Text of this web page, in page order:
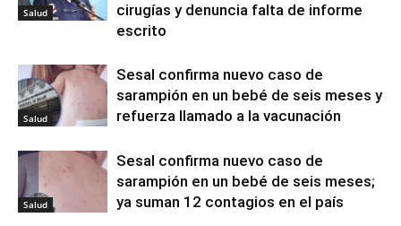
Salud
cirugías y denuncia falta de informe
escrito
Salud
Sesal confirma nuevo caso de
sarampión en un bebé de seis meses y
refuerza llamado a la vacunación
Salud
Sesal confirma nuevo caso de
sarampión en un bebé de seis meses;
ya suman 12 contagios en el país